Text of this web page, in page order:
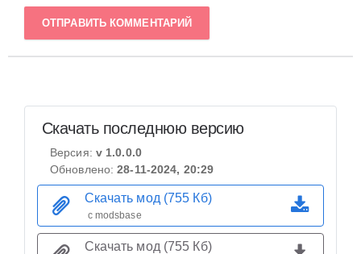
ОТПРАВИТЬ КОММЕНТАРИЙ
Скачать последнюю версию
Версия: v 1.0.0.0
Обновлено:28-11-2024, 20:29
Скачать мод (755 Кб)
с modsbase
Скачать мод (755 Кб)